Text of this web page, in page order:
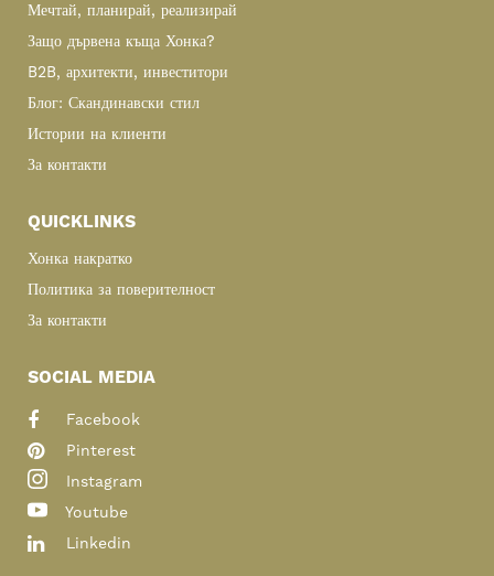
Мечтай, планирай, реализирай
Защо дървена къща Хонка?
B2B, архитекти, инвеститори
Блог: Скандинавски стил
Истории на клиенти
За контакти
QUICKLINKS
Хонка накратко
Политика за поверителност
За контакти
SOCIAL MEDIA
Facebook
Pinterest
Instagram
Youtube
Linkedin